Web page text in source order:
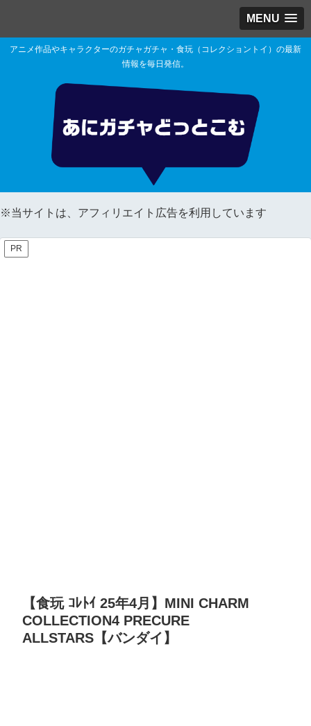
MENU
アニメ作品やキャラクターのガチャガチャ・食玩（コレクショントイ）の最新
情報を毎日発信。
※当サイトは、アフィリエイト広告を利用しています
PR
【食玩 ｺﾚﾄｲ 25年4月】MINI CHARM
COLLECTION4 PRECURE
ALLSTARS【バンダイ】